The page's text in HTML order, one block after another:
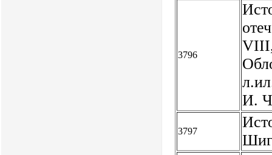
3796
И.
3797